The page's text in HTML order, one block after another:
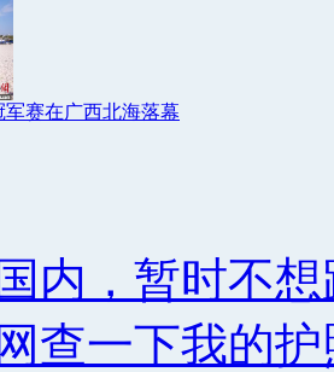
军赛在广西北海落幕
内，暂时不
查一下我的